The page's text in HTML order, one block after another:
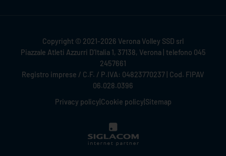
Copyright © 2021-2026 Verona Volley SSD srl
Piazzale Atleti Azzurri D'Italia 1, 37138, Verona | telefono 045
2457661
Registro imprese / C.F. / P.IVA: 04823770237 | Cod. FIPAV
06.028.0396
Privacy policy Cookie policy Sitemap